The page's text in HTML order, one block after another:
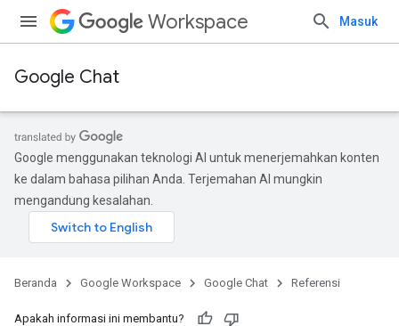
Workspace Masuk
Google Chat
Google menggunakan teknologi AI untuk menerjemahkan konten
ke dalam bahasa pilihan Anda. Terjemahan AI mungkin
mengandung kesalahan.
Beranda Google Workspace Google Chat Referensi
Apakah informasi ini membantu?